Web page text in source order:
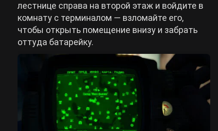
лестнице справа на второй этаж и войдите в
комнату с терминалом — взломайте его,
чтобы открыть помещение внизу и забрать
оттуда батарейку.